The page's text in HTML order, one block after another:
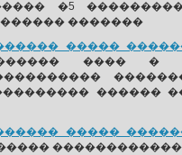
�5
�������
�����
���� �
������
�����